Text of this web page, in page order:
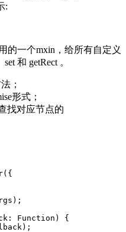
:
的一个mxin，给所有自定义
和 getRect 。
；
形式；
找对应节点的
Function) {